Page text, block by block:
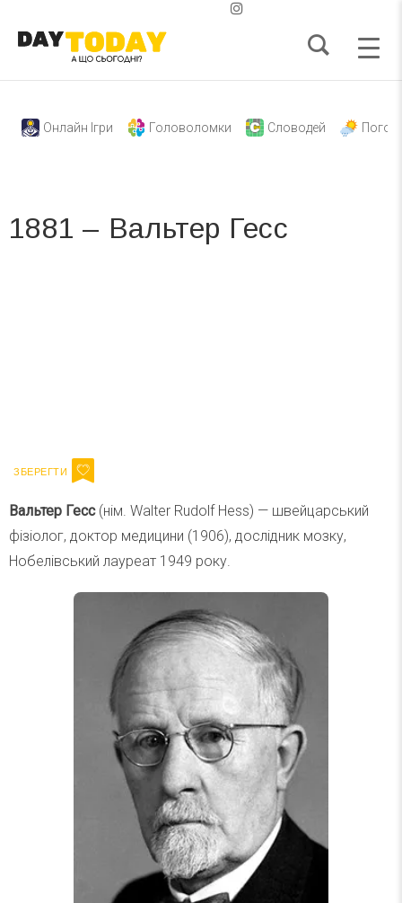
Онлайн Ігри Головоломки Словодей
1881 – Вальтер Гесс
Вальтер Гесс(нім. Walter Rudolf Hess) — швейцарський
фізіолог, доктор медицини (1906), дослідник мозку,
Нобелівський лауреат 1949 року.